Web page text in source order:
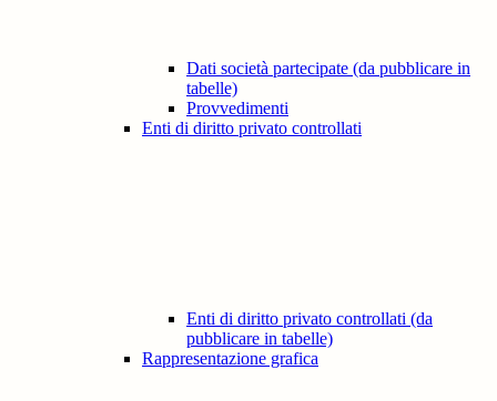
Dati società partecipate (da pubblicare in
tabelle)
Provvedimenti
Enti di diritto privato controllati
Enti di diritto privato controllati (da
pubblicare in tabelle)
Rappresentazione grafica